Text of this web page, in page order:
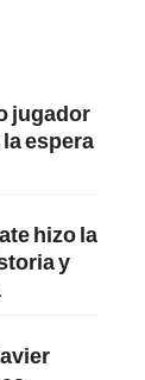
jugador
espera
hizo la
y